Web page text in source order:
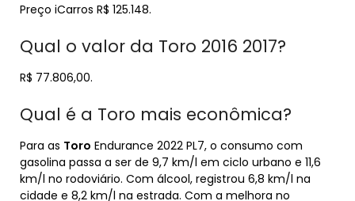
Preço iCarros R$ 125.148.
Qual o valor da Toro 2016 2017?
R$ 77.806,00.
Qual é a Toro mais econômica?
Para as Toro Endurance 2022 PL7, o consumo com
gasolina passa a ser de 9,7 km/l em ciclo urbano e 11,6
km/l no rodoviário. Com álcool, registrou 6,8 km/l na
cidade e 8,2 km/l na estrada. Com a melhora no